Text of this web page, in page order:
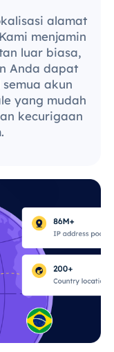
alamat
menjamin
luar biasa,
Anda dapat
akun
yang mudah
kecurigaan